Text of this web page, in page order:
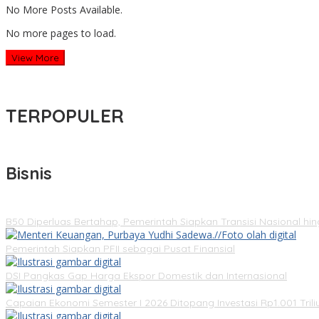
No More Posts Available.
No more pages to load.
View More
TERPOPULER
Bisnis
B50 Diperluas Bertahap, Pemerintah Siapkan Transisi Nasional
Pemerintah Siapkan PFII sebagai Pusat Finansial
DSI Pangkas Gap Harga Ekspor Domestik dan Internasional
Capaian Ekonomi Semester I 2026 Ditopang Investasi Rp1.001